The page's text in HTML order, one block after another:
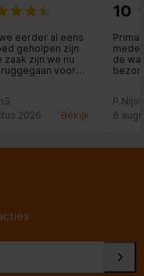
eerder al eens
geholpen zijn
zaak zijn we nu
voor
via internet
maar dan heb
waard.
2026
Bekijk
10
Prima
de
6